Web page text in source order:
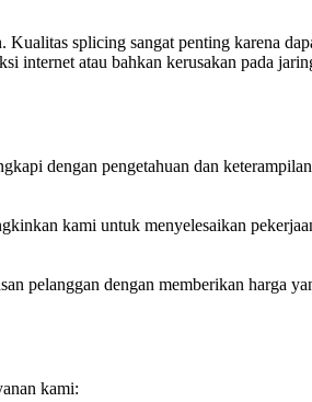
splicing sangat penting karena
internet atau bahkan kerusakan pada
dengan pengetahuan dan
kami untuk menyelesaikan
pelanggan dengan memberikan harga
kami: